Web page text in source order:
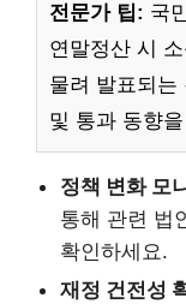
전문가 팁: 국
연말정산 시
물려 발표되는
및 통과 동향
정책 변화 모
통해 관련 법
확인하세요.
재정 건전성